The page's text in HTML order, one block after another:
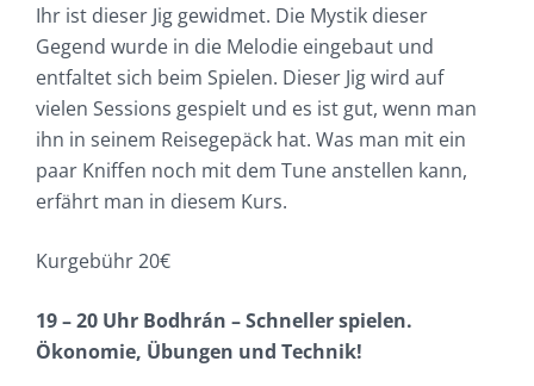
Ihr ist dieser Jig gewidmet. Die Mystik dieser
Gegend wurde in die Melodie eingebaut und
entfaltet sich beim Spielen. Dieser Jig wird auf
vielen Sessions gespielt und es ist gut, wenn man
ihn in seinem Reisegepäck hat. Was man mit ein
paar Kniffen noch mit dem Tune anstellen kann,
erfährt man in diesem Kurs.
Kurgebühr 20€
19 – 20 Uhr Bodhrán – Schneller spielen.
Ökonomie, Übungen und Technik!